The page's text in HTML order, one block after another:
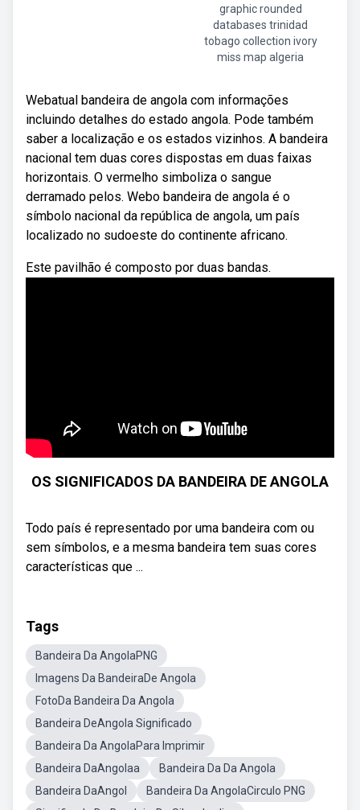
graphic rounded
databases trinidad
tobago collection ivory
miss map algeria
Webatual bandeira de angola com informações
incluindo detalhes do estado angola. Pode também
saber a localização e os estados vizinhos. A bandeira
nacional tem duas cores dispostas em duas faixas
horizontais. O vermelho simboliza o sangue
derramado pelos. Webo bandeira de angola é o
símbolo nacional da república de angola, um país
localizado no sudoeste do continente africano.
Este pavilhão é composto por duas bandas.
OS SIGNIFICADOS DA BANDEIRA DE ANGOLA
Todo país é representado por uma bandeira com ou
sem símbolos, e a mesma bandeira tem suas cores
características que ...
Tags
Bandeira Da AngolaPNG
Imagens Da BandeiraDe Angola
FotoDa Bandeira Da Angola
Bandeira DeAngola Significado
Bandeira Da AngolaPara Imprimir
Bandeira DaAngolaa
Bandeira Da Da Angola
Bandeira DaAngol
Bandeira Da AngolaCirculo PNG